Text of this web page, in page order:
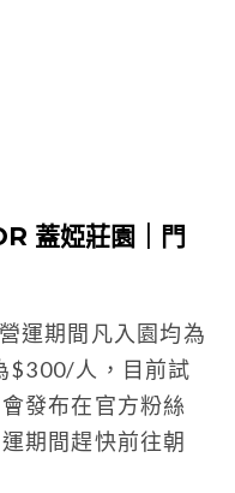
蓋婭莊園｜門
運期間凡入園均為
$300/人，目前試
發布在官方粉絲
期間趕快前往朝